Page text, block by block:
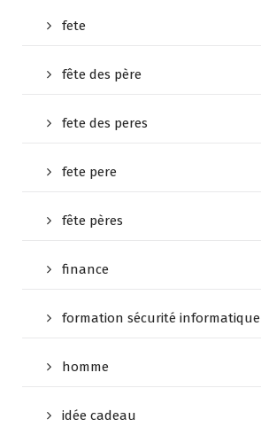
fete
fête des père
fete des peres
fete pere
fête pères
finance
formation sécurité informatique
homme
idée cadeau